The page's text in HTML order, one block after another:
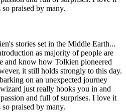
praised by many.
stories set in the Middle Earth...
as majority of people are
and know how Tolkien pioneered
it still holds strongly to this day.
on an unexpected journey
just really hooks you in and
and full of surprises. I love it
praised by many.